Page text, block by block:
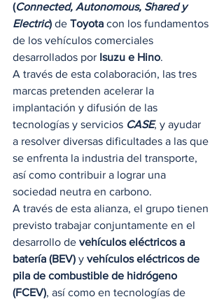
(Connected, Autonomous, Shared y
Electric) de Toyota con los fundamentos
de los vehículos comerciales
desarrollados por Isuzu e Hino.
A través de esta colaboración, las tres
marcas pretenden acelerar la
implantación y difusión de las
tecnologías y servicios CASE, y ayudar
a resolver diversas dificultades a las que
se enfrenta la industria del transporte,
así como contribuir a lograr una
sociedad neutra en carbono.
A través de esta alianza, el grupo tienen
previsto trabajar conjuntamente en el
desarrollo de vehículos eléctricos a
batería (BEV) y vehículos eléctricos de
pila de combustible de hidrógeno
(FCEV), así como en tecnologías de